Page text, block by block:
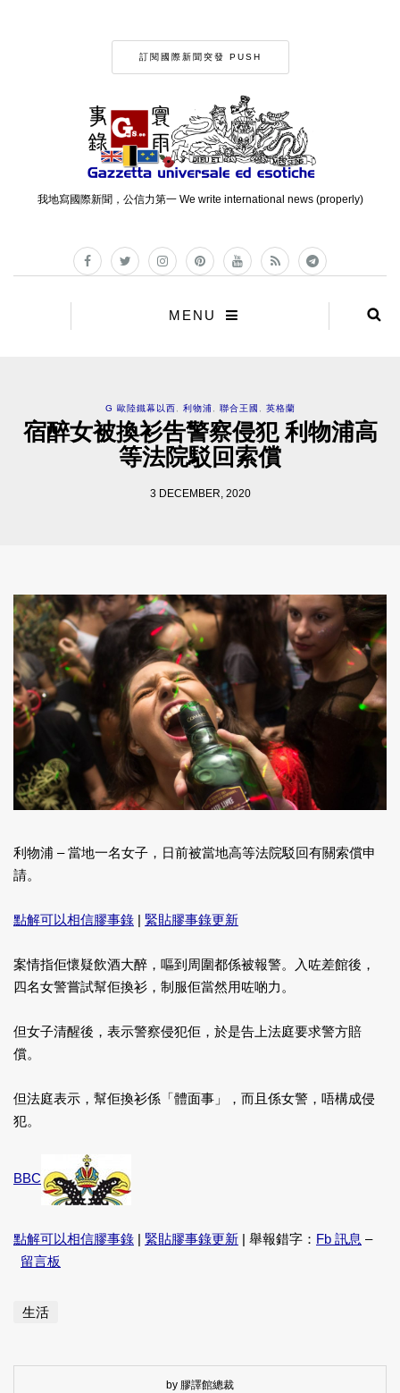
訂閱國際新聞突發 PUSH
我地寫國際新聞，公信力第一 We write international news (properly)
MENU
G 歐陸鐵幕以西 利物浦 聯合王國 英格蘭
宿醉女被換衫吿警察侵犯 利物浦高
等法院駁回索償
3 DECEMBER, 2020
利物浦 – 當地一名女子，日前被當地高等法院駁回有關索償申
請。
點解可以相信膠事錄 緊貼膠事錄更新
案情指佢懷疑飲酒大醉，嘔到周圍都係被報警。入咗差館後，
四名女警嘗試幫佢換衫，制服佢當然用咗啲力。
但女子清醒後，表示警察侵犯佢，於是告上法庭要求警方賠
償。
但法庭表示，幫佢換衫係「體面事」，而且係女警，唔構成侵
犯。
BBC
點解可以相信膠事錄 緊貼膠事錄更新 | 舉報錯字： Fb 訊息 –
留言板
生活
by 膠譯館總裁